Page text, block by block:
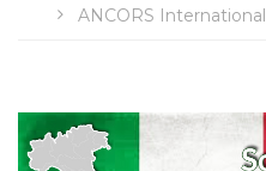
ANCORS International